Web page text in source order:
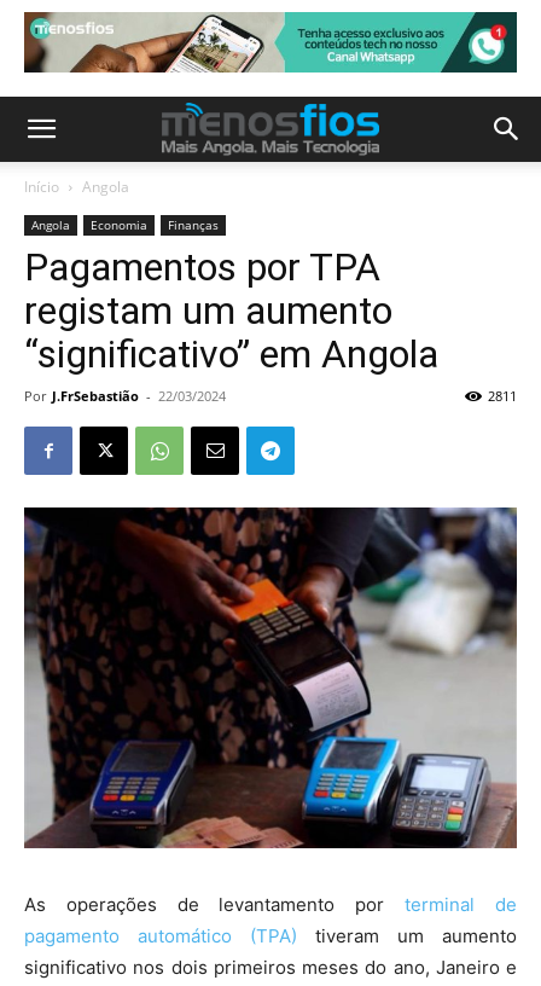
Início Angola
Angola Economia Finanças
Pagamentos por TPA
registam um aumento
“significativo” em Angola
Por J.FrSebastião - 22/03/2024 2811
As operações de levantamento porterminal de
pagamento automático (TPA) tiveram um aumento
significativo nos dois primeiros meses do ano, Janeiro e